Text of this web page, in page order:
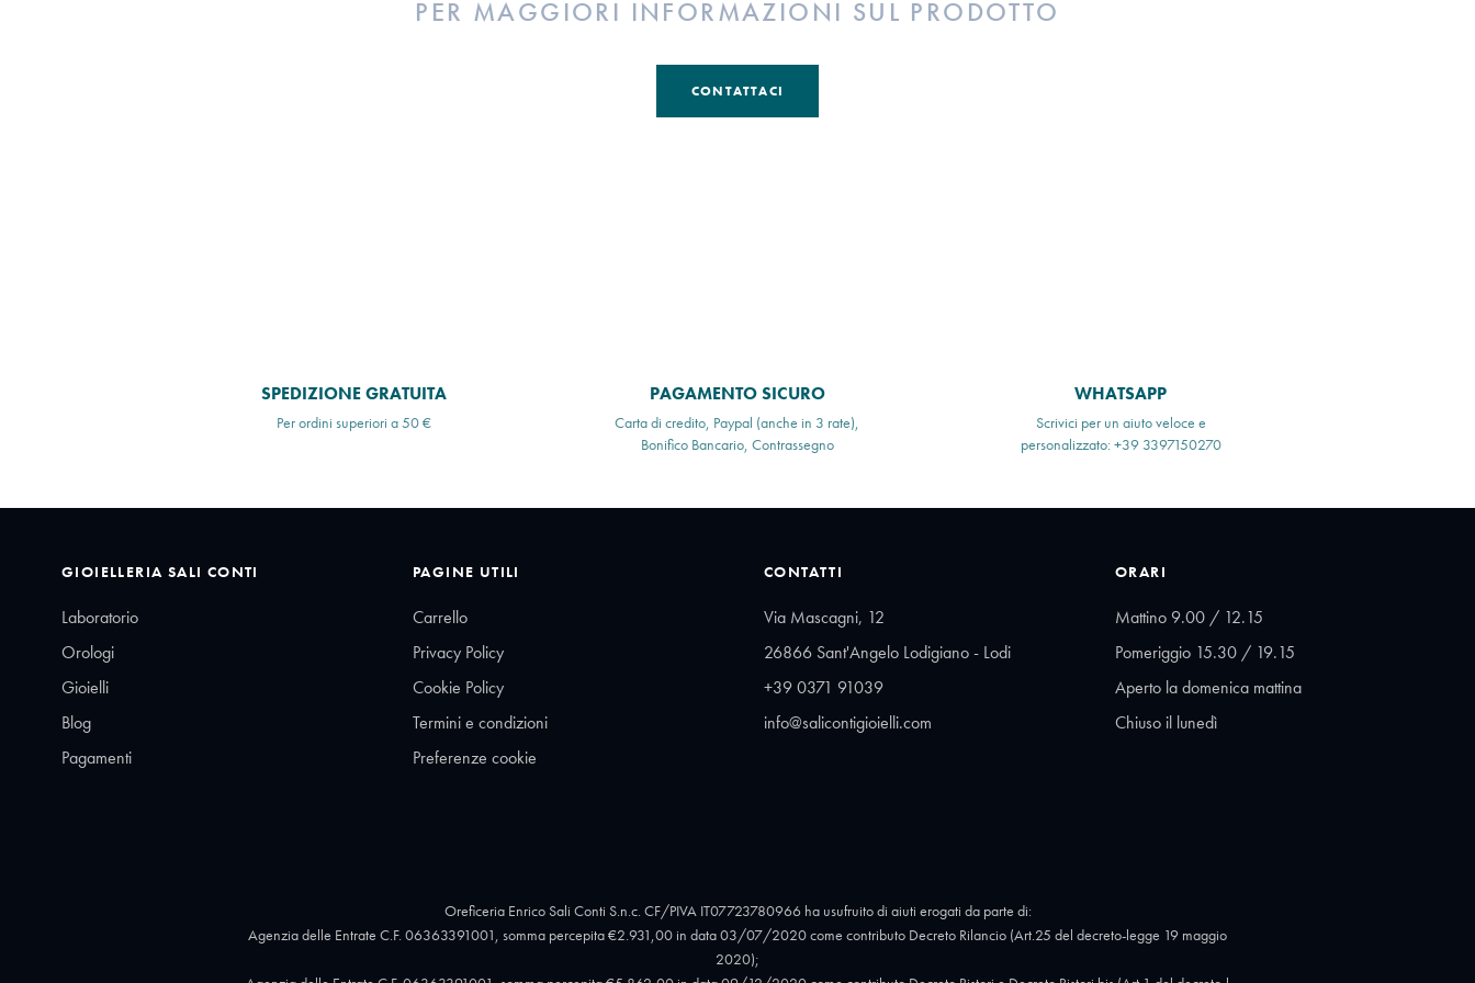
PER MAGGIORI INFORMAZIONI SUL PRODOTTO
CONTATTACI
SPEDIZIONE GRATUITA
Per ordini superiori a 50 €
PAGAMENTO SICURO
Carta di credito, Paypal (anche in 3 rate),
Bonifico Bancario, Contrassegno
WHATSAPP
Scrivici per un aiuto veloce e
personalizzato: +39 3397150270
GIOIELLERIA SALI CONTI
Laboratorio
Orologi
Gioielli
Blog
Pagamenti
PAGINE UTILI
Carrello
Privacy Policy
Cookie Policy
Termini e condizioni
Preferenze cookie
CONTATTI
Via Mascagni, 12
26866 Sant'Angelo Lodigiano - Lodi
+39 0371 91039
info@salicontigioielli.com
ORARI
Mattino 9.00 / 12.15
Pomeriggio 15.30 / 19.15
Aperto la domenica mattina
Chiuso il lunedì
Oreficeria Enrico Sali Conti S.n.c. CF/PIVA IT07723780966 ha usufruito di aiuti erogati da parte di:
Agenzia delle Entrate C.F. 06363391001, somma percepita €2.931,00 in data 03/07/2020 come contributo Decreto Rilancio (Art.25 del decreto-legge 19 maggio
2020);